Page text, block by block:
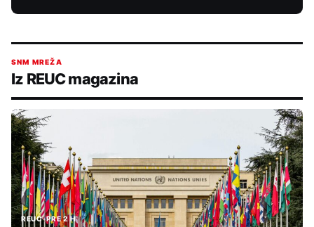
SNM MREŽA
Iz REUC magazina
REUC•PRE 2 H